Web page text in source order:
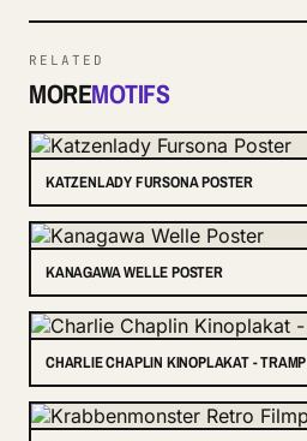
RELATED
MOREMOTIFS
KATZENLADY FURSONA POSTER
KANAGAWA WELLE POSTER
CHARLIE CHAPLIN KINOPLAKAT - TRAMP